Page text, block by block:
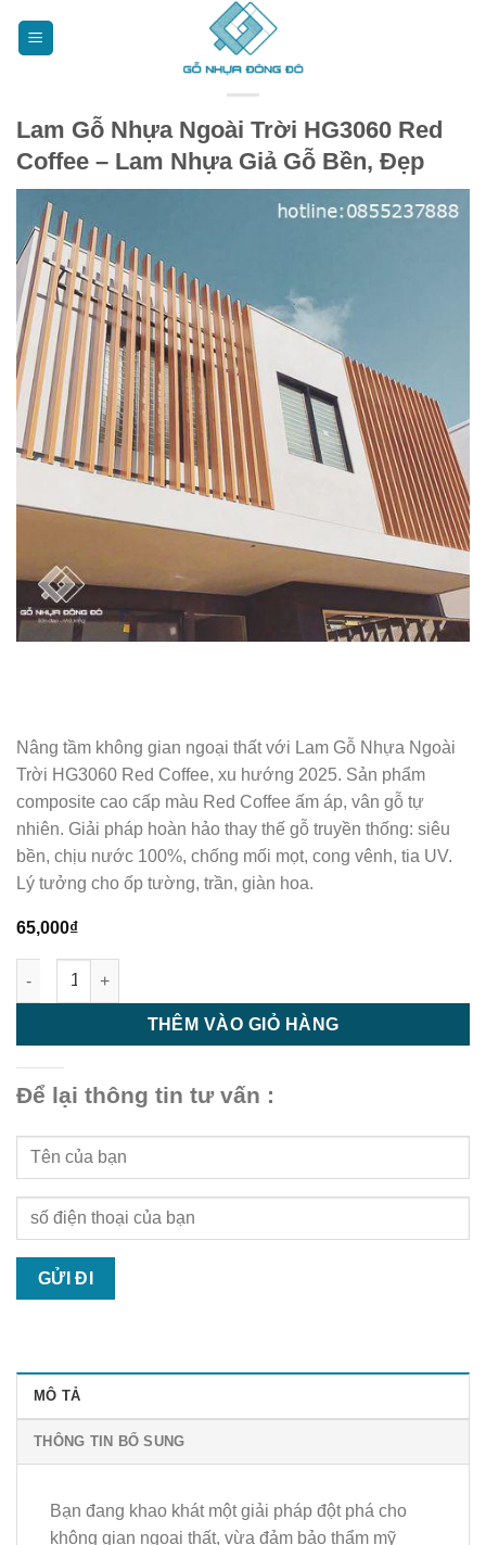
Lam Gỗ Nhựa Ngoài Trời HG3060 Red
Coffee – Lam Nhựa Giả Gỗ Bền, Đẹp
Nâng tầm không gian ngoại thất với Lam Gỗ Nhựa Ngoài
Trời HG3060 Red Coffee, xu hướng 2025. Sản phẩm
composite cao cấp màu Red Coffee ấm áp, vân gỗ tự
nhiên. Giải pháp hoàn hảo thay thế gỗ truyền thống: siêu
bền, chịu nước 100%, chống mối mọt, cong vênh, tia UV.
Lý tưởng cho ốp tường, trần, giàn hoa.
65,000₫
Lam Gỗ Nhựa Ngoài Trời HG3060 Red Coffee - Lam Nhựa Giả
THÊM VÀO GIỎ HÀNG
Để lại thông tin tư vấn :
MÔ TẢ
THÔNG TIN BỔ SUNG
Bạn đang khao khát một giải pháp đột phá cho
không gian ngoại thất, vừa đảm bảo thẩm mỹ